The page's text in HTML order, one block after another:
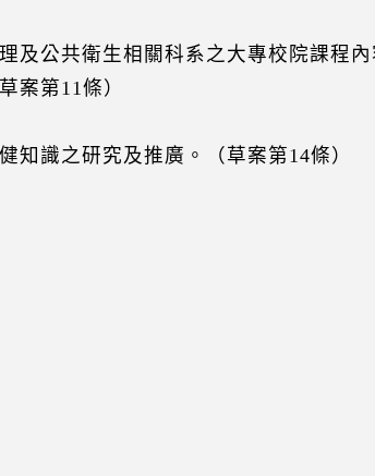
及公共衛生相關科系之大專校院課程內
案第11條）
知識之研究及推廣。（草案第14條）